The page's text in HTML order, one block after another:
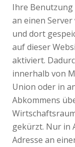
Ihre Benutzung
an einen
und dort
auf dieser
aktiviert.
innerhalb von
Union oder in
Abkommens
gekürzt. Nur in
Adresse an